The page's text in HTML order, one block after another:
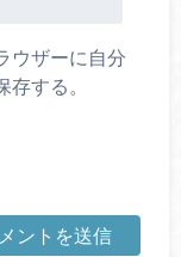
ウザーに自分
する。